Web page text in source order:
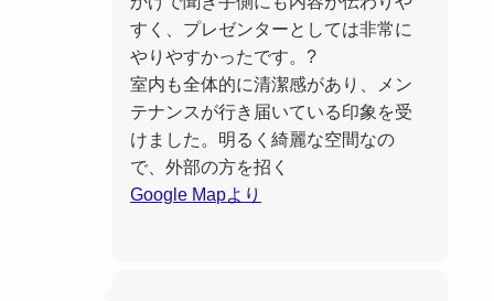
すく、プレゼンターとしては非常に
やりやすかったです。?
室内も全体的に清潔感があり、メン
テナンスが行き届いている印象を受
けました。明るく綺麗な空間なの
で、外部の方を招く
Google Mapより